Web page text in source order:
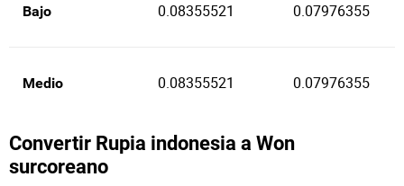
Bajo 0.08355521 0.07976355
Medio 0.08355521 0.07976355
Convertir Rupia indonesia a Won
surcoreano